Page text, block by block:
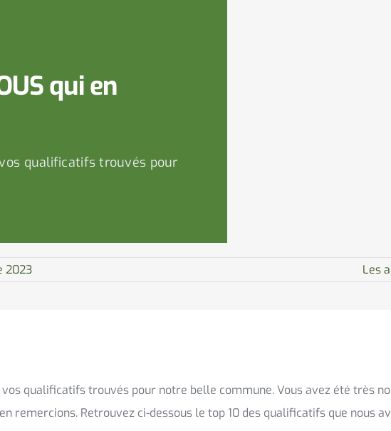
qui en
qualificatifs trouvés pour
2023 Les
qualificatifs trouvés pour notre belle commune. Vous avez été très
remercions. Retrouvez ci-dessous le top 10 des qualificatifs que nous